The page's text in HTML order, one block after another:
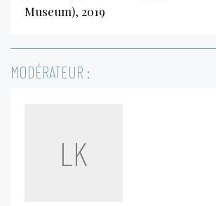
Museum), 2019
MODÉRATEUR :
LK